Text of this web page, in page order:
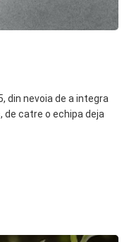
din nevoia de a integra
de catre o echipa deja